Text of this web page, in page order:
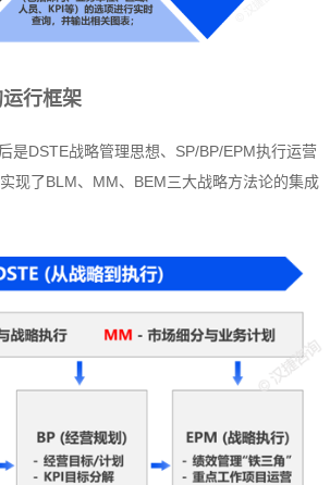
行框架
是DSTE战略管理思想、SP/BP/EPM执行运营
现了BLM、MM、BEM三大战略方法论的集成